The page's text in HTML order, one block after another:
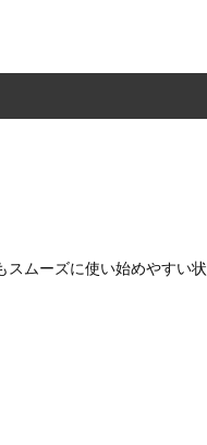
ムーズに使い始めやすい